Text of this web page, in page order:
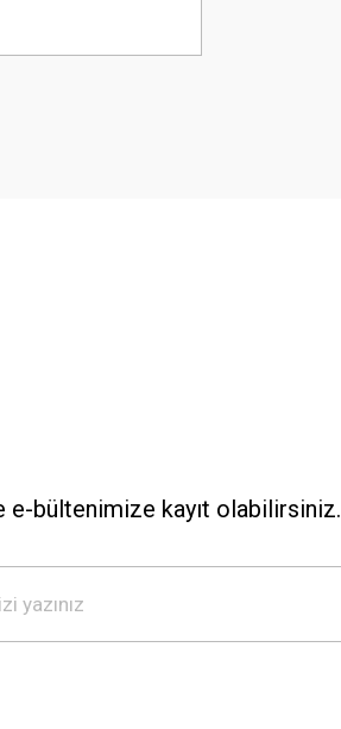
e-bültenimize kayıt olabilirsiniz.